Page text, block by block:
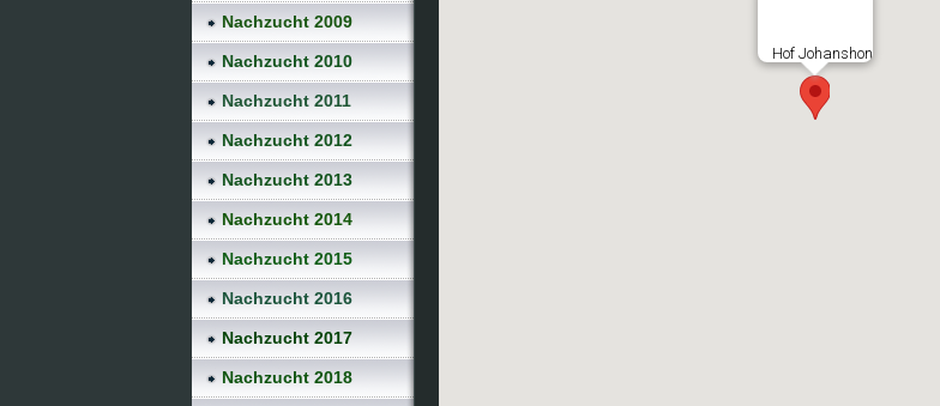
Nachzucht 2009
Nachzucht 2010
Nachzucht 2011
Nachzucht 2012
Nachzucht 2013
Nachzucht 2014
Nachzucht 2015
Nachzucht 2016
Nachzucht 2017
Nachzucht 2018